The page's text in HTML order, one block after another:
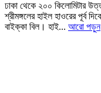
ঢাকা থেকে ২০০ কিলোমিটার
শ্রীমঙ্গলের হাইল হাওরের পূর্ব
বাইক্কা বিল। হাই... আরো পড়ুন